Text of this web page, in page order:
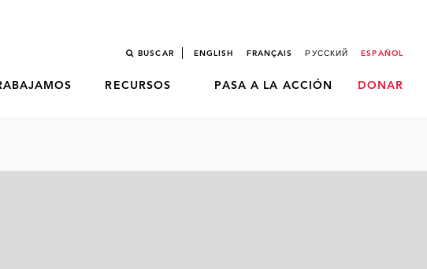
BUSCAR ENGLISH FRANÇAIS РУССКИЙ ESPAÑOL
RECURSOS PASA A LA ACCIÓN DONAR